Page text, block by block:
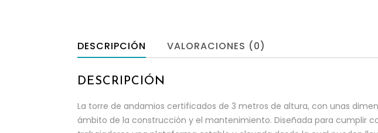
ruedas
por
5
dias
DESCRIPCIÓN VALORACIONES (0)
DESCRIPCIÓN
La torre de andamios certificados de 3 metros de altura, con unas
ámbito de la construcción y el mantenimiento. Diseñada para cumplir